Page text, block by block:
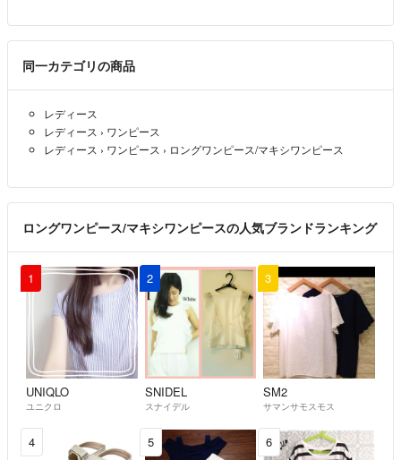
同一カテゴリの商品
レディース
レディース › ワンピース
レディース › ワンピース › ロングワンピース/マキシワンピース
ロングワンピース/マキシワンピースの人気ブランドランキング
1
UNIQLO
ユニクロ
2
SNIDEL
スナイデル
3
SM2
サマンサモスモス
4 5 6